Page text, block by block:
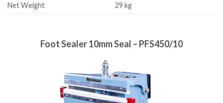
Net Weight
29 kg
Foot Sealer 10mm Seal – PFS450/10